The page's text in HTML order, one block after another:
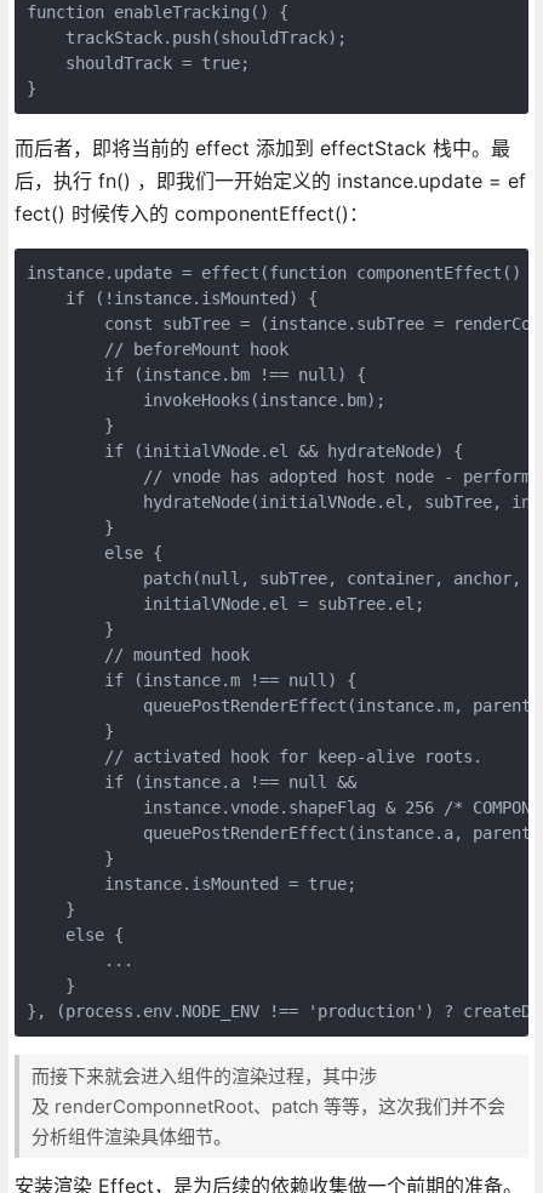
function enableTracking() {
    trackStack.push(shouldTrack);
    shouldTrack = true;
}
而后者，即将当前的 effect 添加到 effectStack 栈中。最
后，执行 fn() ，即我们一开始定义的 instance.update = ef
fect() 时候传入的 componentEffect()：
instance.update = effect(function componentEffect() {
    if (!instance.isMounted) {
const subTree = (instance.subTree =
        // beforeMount hook
        if (instance.bm !== null) {
            invokeHooks(instance.bm);
        }
        if (initialVNode.el && hydrateNode) {
// vnode has adopted host node - perform
hydrateNode(initialVNode.el, subTree,
        }
        else {
patch(null, subTree, container, anchor,
            initialVNode.el = subTree.el;
        }
        // mounted hook
        if (instance.m !== null) {
queuePostRenderEffect(instance.m,
        }
        // activated hook for keep-alive roots.
        if (instance.a !== null &&
instance.vnode.shapeFlag & 256 /*
queuePostRenderEffect(instance.a,
        }
        instance.isMounted = true;
    }
    else {
        ...
    }
}, (process.env.NODE_ENV !== 'production') ?
而接下来就会进入组件的渲染过程，其中涉
及 renderComponnetRoot、patch 等等，这次我们并不会
分析组件渲染具体细节。
安装渲染 Effect，是为后续的依赖收集做一个前期的准备。